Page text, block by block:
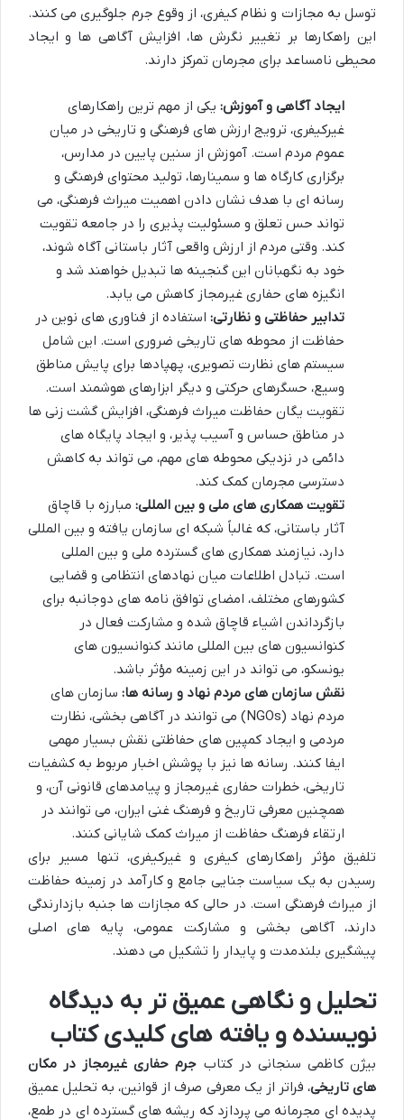
توسل به مجازات و نظام کیفری، از وقوع جرم جلوگیری می کنند.
این راهکارها بر تغییر نگرش ها، افزایش آگاهی ها و ایجاد
محیطی نامساعد برای مجرمان تمرکز دارند.
ایجاد آگاهی و آموزش: یکی از مهم ترین راهکارهای
غیرکیفری، ترویج ارزش های فرهنگی و تاریخی در میان
عموم مردم است. آموزش از سنین پایین در مدارس،
برگزاری کارگاه ها و سمینارها، تولید محتوای فرهنگی و
رسانه ای با هدف نشان دادن اهمیت میراث فرهنگی، می
تواند حس تعلق و مسئولیت پذیری را در جامعه تقویت
کند. وقتی مردم از ارزش واقعی آثار باستانی آگاه شوند،
خود به نگهبانان این گنجینه ها تبدیل خواهند شد و
انگیزه های حفاری غیرمجاز کاهش می یابد.
تدابیر حفاظتی و نظارتی: استفاده از فناوری های نوین در
حفاظت از محوطه های تاریخی ضروری است. این شامل
سیستم های نظارت تصویری، پهپادها برای پایش مناطق
وسیع، حسگرهای حرکتی و دیگر ابزارهای هوشمند است.
تقویت یگان حفاظت میراث فرهنگی، افزایش گشت زنی ها
در مناطق حساس و آسیب پذیر، و ایجاد پایگاه های
دائمی در نزدیکی محوطه های مهم، می تواند به کاهش
دسترسی مجرمان کمک کند.
تقویت همکاری های ملی و بین المللی: مبارزه با قاچاق
آثار باستانی، که غالباً شبکه ای سازمان یافته و بین المللی
دارد، نیازمند همکاری های گسترده ملی و بین المللی
است. تبادل اطلاعات میان نهادهای انتظامی و قضایی
کشورهای مختلف، امضای توافق نامه های دوجانبه برای
بازگرداندن اشیاء قاچاق شده و مشارکت فعال در
کنوانسیون های بین المللی مانند کنوانسیون های
یونسکو، می تواند در این زمینه مؤثر باشد.
نقش سازمان های مردم نهاد و رسانه ها: سازمان های
مردم نهاد (NGOs) می توانند در آگاهی بخشی، نظارت
مردمی و ایجاد کمپین های حفاظتی نقش بسیار مهمی
ایفا کنند. رسانه ها نیز با پوشش اخبار مربوط به کشفیات
تاریخی، خطرات حفاری غیرمجاز و پیامدهای قانونی آن، و
همچنین معرفی تاریخ و فرهنگ غنی ایران، می توانند در
ارتقاء فرهنگ حفاظت از میراث کمک شایانی کنند.
تلفیق مؤثر راهکارهای کیفری و غیرکیفری، تنها مسیر برای
رسیدن به یک سیاست جنایی جامع و کارآمد در زمینه حفاظت
از میراث فرهنگی است. در حالی که مجازات ها جنبه بازدارندگی
دارند، آگاهی بخشی و مشارکت عمومی، پایه های اصلی
پیشگیری بلندمدت و پایدار را تشکیل می دهند.
تحلیل و نگاهی عمیق تر به دیدگاه
نویسنده و یافته های کلیدی کتاب
بیژن کاظمی سنجانی در کتاب جرم حفاری غیرمجاز در مکان
های تاریخی، فراتر از یک معرفی صرف از قوانین، به تحلیل عمیق
پدیده ای مجرمانه می پردازد که ریشه های گسترده ای در طمع،